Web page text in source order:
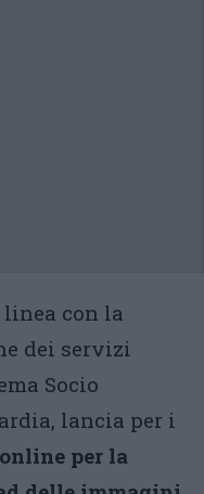
linea con la
dei servizi
Socio
lancia per i
per la